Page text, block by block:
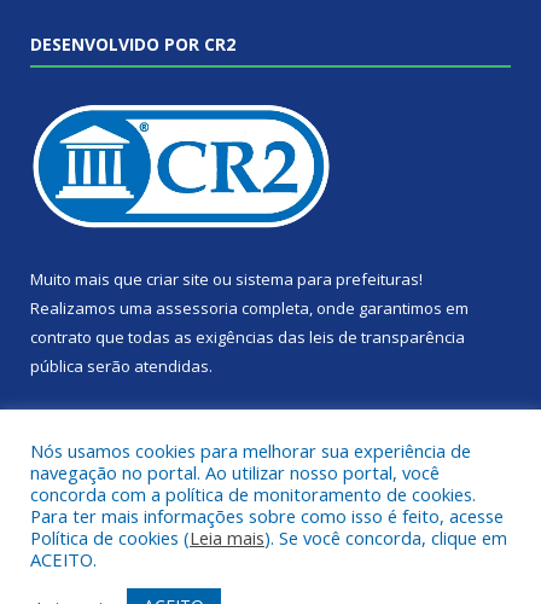
DESENVOLVIDO POR CR2
Muito mais que criar site ou sistema para prefeituras!
Realizamos uma assessoria completa, onde garantimos em
contrato que todas as exigências das leis de transparência
pública serão atendidas.
Todos os direitos reservados a Câmara Municipal de Portel.
Nós usamos cookies para melhorar sua experiência de
navegação no portal. Ao utilizar nosso portal, você
concorda com a política de monitoramento de cookies.
Para ter mais informações sobre como isso é feito, acesse
Política de cookies (Leia mais). Se você concorda, clique em
ACEITO.